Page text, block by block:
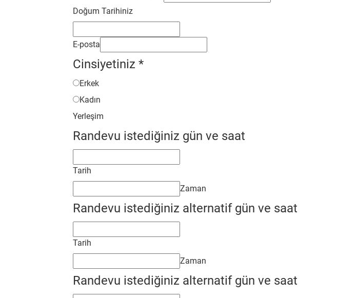
Doğum Tarihiniz
E-posta
Cinsiyetiniz *
Erkek
Kadın
Yerleşim
Randevu istediğiniz gün ve saat
Tarih
Zaman
Randevu istediğiniz alternatif gün ve saat
Tarih
Zaman
Randevu istediğiniz alternatif gün ve saat